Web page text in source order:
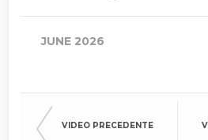
JUNE 2026
VIDEO PRECEDENTE